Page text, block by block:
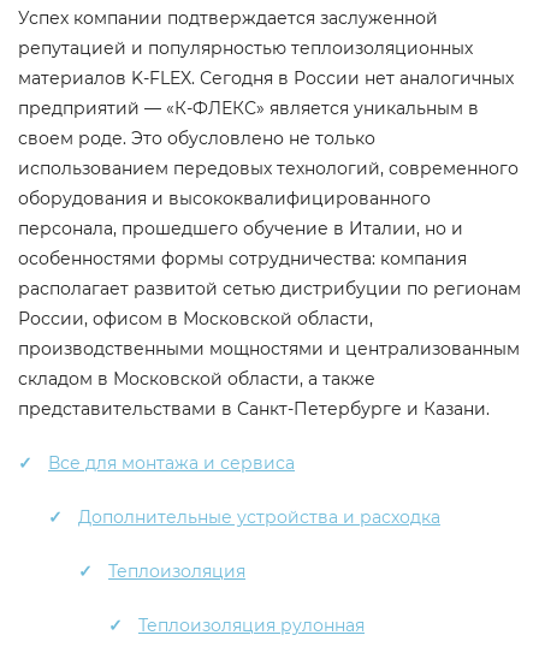
Успех компании подтверждается заслуженной
репутацией и популярностью теплоизоляционных
материалов K-FLEX. Сегодня в России нет аналогичных
предприятий — «К-ФЛЕКС» является уникальным в
своем роде. Это обусловлено не только
использованием передовых технологий, современного
оборудования и высококвалифицированного
персонала, прошедшего обучение в Италии, но и
особенностями формы сотрудничества: компания
располагает развитой сетью дистрибуции по регионам
России, офисом в Московской области,
производственными мощностями и централизованным
складом в Московской области, а также
представительствами в Санкт-Петербурге и Казани.
Все для монтажа и сервиса
Дополнительные устройства и расходка
Теплоизоляция
Теплоизоляция рулонная